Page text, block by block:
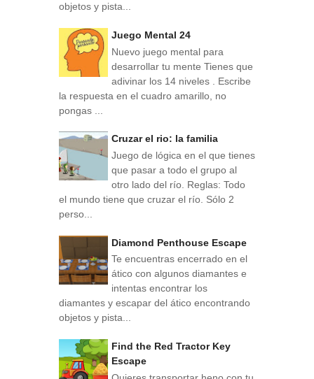
objetos y pista...
Juego Mental 24
Nuevo juego mental para
desarrollar tu mente Tienes que
adivinar los 14 niveles . Escribe
la respuesta en el cuadro amarillo, no
pongas ...
Cruzar el rio: la familia
Juego de lógica en el que tienes
que pasar a todo el grupo al
otro lado del río. Reglas: Todo
el mundo tiene que cruzar el río. Sólo 2
perso...
Diamond Penthouse Escape
Te encuentras encerrado en el
ático con algunos diamantes e
intentas encontrar los
diamantes y escapar del ático encontrando
objetos y pista...
Find the Red Tractor Key
Escape